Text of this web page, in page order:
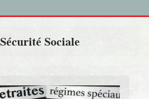
Sécurité Sociale